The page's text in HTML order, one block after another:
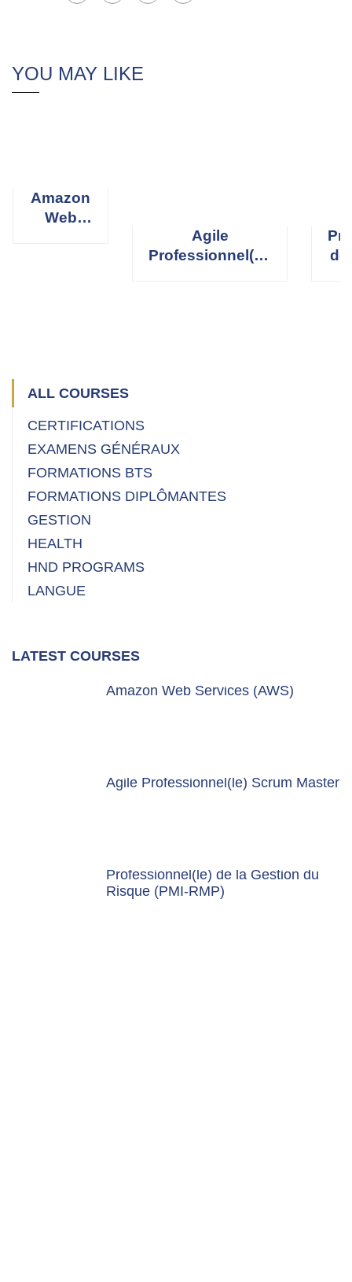
YOU MAY LIKE
Amazon
Web
Agile
Professionnel(le)
de
ALL COURSES
CERTIFICATIONS
EXAMENS GÉNÉRAUX
FORMATIONS BTS
FORMATIONS DIPLÔMANTES
GESTION
HEALTH
HND PROGRAMS
LANGUE
LATEST COURSES
Amazon Web Services (AWS)
Agile Professionnel(le) Scrum Master
Professionnel(le) de la Gestion du
Risque (PMI-RMP)